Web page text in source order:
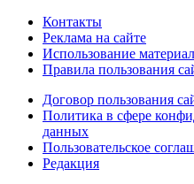
Контакты
Реклама на сайте
Использование
Правила пользования
Договор пользования
Политика в сфере
данных
Пользовательское
Редакция